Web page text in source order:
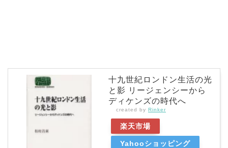
十九世紀ロンドン生活の光
と影 リージェンシーから
ディケンズの時代へ
created by Rinker
楽天市場
Yahooショッピング